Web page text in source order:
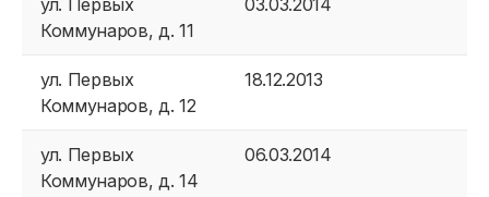
ул. Первых
Коммунаров, д. 11
03.03.2014
ул. Первых
Коммунаров, д. 12
18.12.2013
ул. Первых
Коммунаров, д. 14
06.03.2014
Приборы учёта и показания
Должникам
Онлайн-сервисы